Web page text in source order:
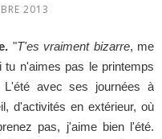
2013
"T'es vraiment bizarre, me
tu n'aimes pas le printemps
avec ses journées à
d'activités en extérieur, où
pas, j'aime bien l'été.